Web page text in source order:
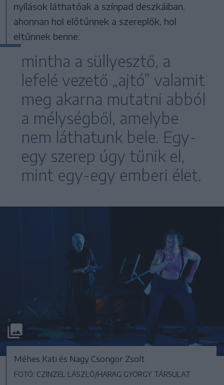
nyílások láthatóak a színpad deszkáiban,
ahonnan hol előtűnnek a szereplők, hol
eltűnnek benne:
mintha a süllyesztő, a
lefelé vezető „ajtó” valamit
meg akarna mutatni abból
a mélységből, amelybe
nem láthatunk bele. Egy-
egy szerep úgy tűnik el,
mint egy-egy emberi élet.
Méhes Kati és Nagy Csongor Zsolt
FOTÓ: CZINZEL LÁSZLÓ/HARAG GYÖRGY TÁRSULAT